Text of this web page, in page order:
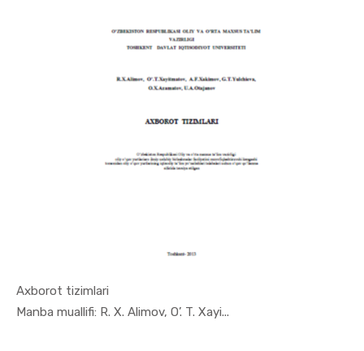
Axborot tizimlari
Manba muallifi: R. X. Alimov, O’. T. Xayi...
In Iqtisod...